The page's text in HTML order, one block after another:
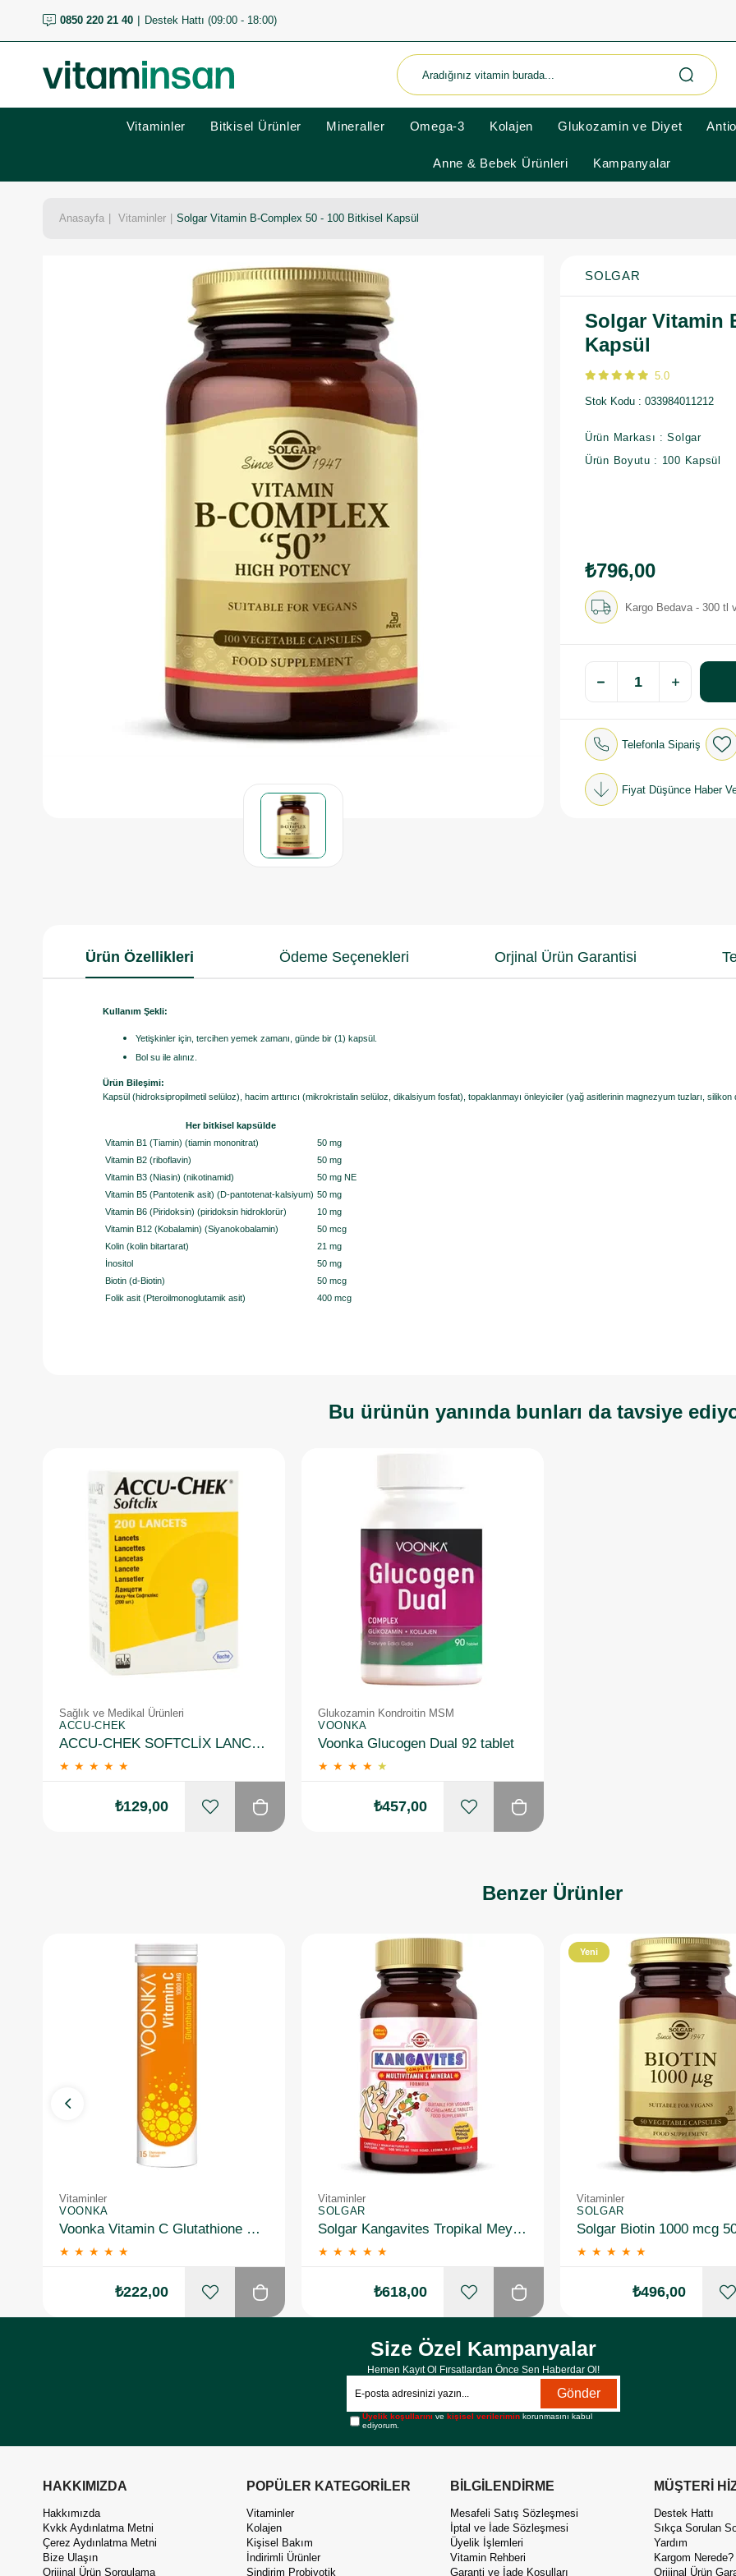
0850 220 21 40 Destek Hattı (09:00 - 18:00)
Vitaminler Bitkisel Ürünler Mineraller Omega-3 Kolajen Glukozamin ve Diyet
Anne & Bebek Ürünleri Kampanyalar
Anasayfa Vitaminler Solgar Vitamin B-Complex 50 - 100 Bitkisel Kapsül
SOLGAR
Solgar Vitamin
Kapsül
5.0
Stok Kodu 033984011212
Ürün Markası : Solgar
Ürün Boyutu : 100 Kapsül
₺796,00
Kargo Bedava - 300 tl
Telefonla Sipariş
Fiyat Düşünce Haber
Ürün Özellikleri Ödeme Seçenekleri Orjinal Ürün Garantisi
Kullanım Şekli:
Yetişkinler için, tercihen yemek zamanı, günde bir (1) kapsül.
Bol su ile alınız.
Ürün Bileşimi:
Kapsül (hidroksipropilmetil selüloz), hacim arttırıcı (mikrokristalin selüloz, dikalsiyum fosfat), topaklanmayı önleyiciler (yağ asitlerinin magnezyum tuzları, silikon
Her bitkisel kapsülde
Vitamin B1 (Tiamin) (tiamin mononitrat)
50 mg
Vitamin B2 (riboflavin)
50 mg
Vitamin B3 (Niasin) (nikotinamid)
50 mg NE
Vitamin B5 (Pantotenik asit) (D-pantotenat-kalsiyum) 50 mg
Vitamin B6 (Piridoksin) (piridoksin hidroklorür)
10 mg
Vitamin B12 (Kobalamin) (Siyanokobalamin)
50 mcg
Kolin (kolin bitartarat)
21 mg
İnositol
50 mg
Biotin (d-Biotin)
50 mcg
Folik asit (Pteroilmonoglutamik asit)
400 mcg
Bu ürünün yanında bunları da tavsiye
Sağlık ve Medikal Ürünleri
ACCU-CHEK
ACCU-CHEK SOFTCLİX LANCETS 200 İĞNE
★ ★ ★ ★ ★
₺129,00
Glukozamin Kondroitin MSM
VOONKA
Voonka Glucogen Dual 92 tablet
★ ★ ★ ★ ★
₺457,00
Benzer Ürünler
Vitaminler
VOONKA
Voonka Vitamin C Glutathione Complex Efervesan 15 Tablet
★ ★ ★ ★ ★
₺222,00
Vitaminler
SOLGAR
Solgar Kangavites Tropikal Meyve Aromalı 60 Tablet
★ ★ ★ ★ ★
₺618,00
Vitaminler
SOLGAR
Solgar Biotin 1000 mcg
★ ★ ★ ★ ★
Yeni
₺496,00
Size Özel Kampanyalar
Hemen Kayıt Ol Fırsatlardan Önce Sen Haberdar Ol!
Gönder
Üyelik koşullarını vekişisel verilerimin korunmasını kabul
ediyorum.
HAKKIMIZDA
Hakkımızda
Kvkk Aydınlatma Metni
Çerez Aydınlatma Metni
Bize Ulaşın
Orijinal Ürün Sorgulama
POPÜLER KATEGORİLER
Vitaminler
Kolajen
Kişisel Bakım
İndirimli Ürünler
Sindirim Probiyotik
BİLGİLENDİRME
Mesafeli Satış Sözleşmesi
İptal ve İade Sözleşmesi
Üyelik İşlemleri
Vitamin Rehberi
Garanti ve İade Koşulları
MÜŞTERİ
Destek Hattı
Sıkça Sorulan
Yardım
Kargom Nerede?
Orijinal Ürün